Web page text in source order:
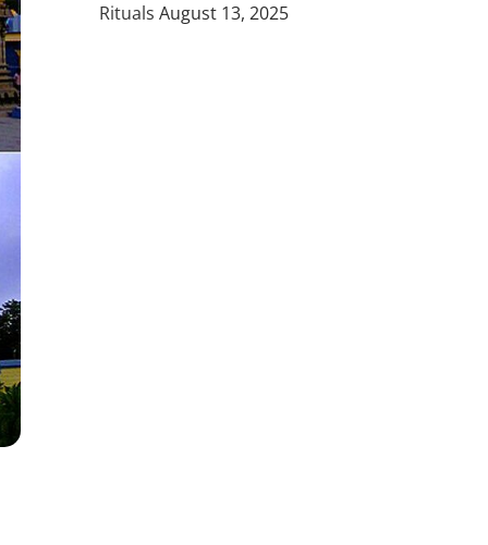
Rituals August 13, 2025